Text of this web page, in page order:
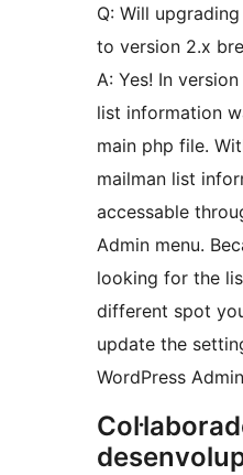
Q: Will
to version 2.x
A: Yes! In
list information
main php file.
mailman list
accessable
Admin menu.
looking for the
different spot
update the
WordPress